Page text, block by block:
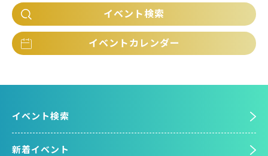
イベント検索
イベントカレンダー
イベント検索
新着イベント